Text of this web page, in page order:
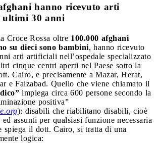
hanno ricevuto arti
30 anni
Croce Rossa oltre 100.000 afghani
su dieci sono bambini, hanno ricevuto
arti artificiali nell’ospedale specializzato
cinque centri aperti nel Paese sotto la
Cairo, e precisamente a Mazar, Herat,
e Faizabad. Quello che viene chiamato il
impiega circa 600 persone secondo la
positiva”
): disabili che riabilitano disabili, cioè
assunti per qualsiasi funzione necessaria
spiega il dott. Cairo, si tratta di una
logica: